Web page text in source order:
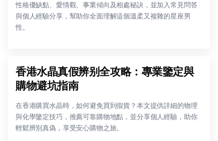
性格優缺點、愛情觀、事業傾向及相處秘訣，並加入常見問答
與個人經驗分享，幫助你全面理解這個溫柔又複雜的星座男
性。
香港水晶真假辨别全攻略：專業鑒定與
購物避坑指南
在香港購買水晶時，如何避免買到假貨？本文提供詳細的物理
與化學鑒定技巧，推薦可靠購物地點，並分享個人經驗，助你
輕鬆辨別真偽，享受安心購物之旅。